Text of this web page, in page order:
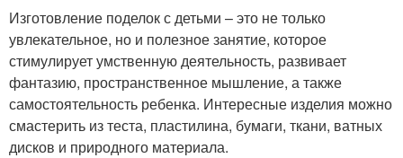
Изготовление поделок с детьми – это не только
увлекательное, но и полезное занятие, которое
стимулирует умственную деятельность, развивает
фантазию, пространственное мышление, а также
самостоятельность ребенка. Интересные изделия можно
смастерить из теста, пластилина, бумаги, ткани, ватных
дисков и природного материала.